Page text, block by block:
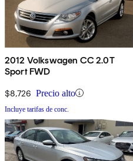
2012 Volkswagen CC 2.0T
Sport FWD
$8,726 Precio alto
Incluye tarifas de conc.